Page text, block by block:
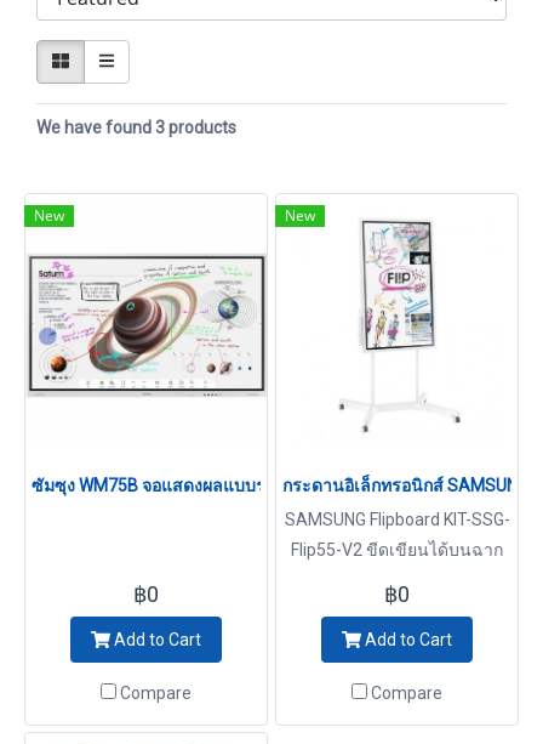
We have found 3 products
New
ซัมซุง WM75B จอแสดงผลแบบร่วมมือ ขนาด 75 นิ้ว 4K UHD 20 จุดสัม
฿0
Add to Cart
Compare
New
กระดานอิเล็กทรอนิกส์ SAMSUNG
SAMSUNG Flipboard KIT-SSG-
Flip55-V2 ขีดเขียนได้บนฉาก
฿0
Add to Cart
Compare